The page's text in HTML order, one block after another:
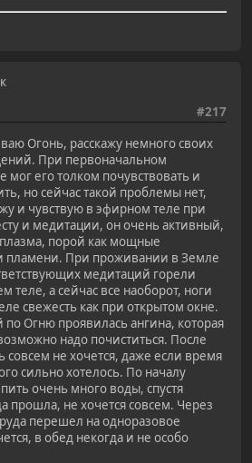
#217
Огонь, расскажу немного своих
При первоначальном
мог его толком почувствовать и
но сейчас такой проблемы нет,
и чувствую в эфирном теле при
и медитации, он очень активный,
порой как мощные
пламени. При проживании в Земле
медитаций горели
теле, а сейчас все наоборот, ноги
свежесть как при открытом окне.
Огню проявилась ангина, которая
надо почиститься. После
совсем не хочется, даже если время
сильно хотелось. По началу
очень много воды, спустя
прошла, не хочется совсем. Через
перешел на одноразовое
в обед некогда и не особо